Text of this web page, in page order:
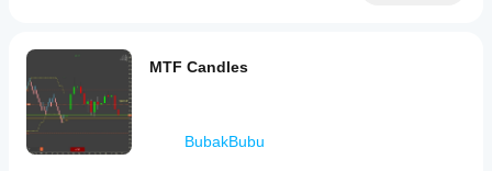
Визуализация
Сигналы
Требования
к данным
MTF Candles
BubakBubu